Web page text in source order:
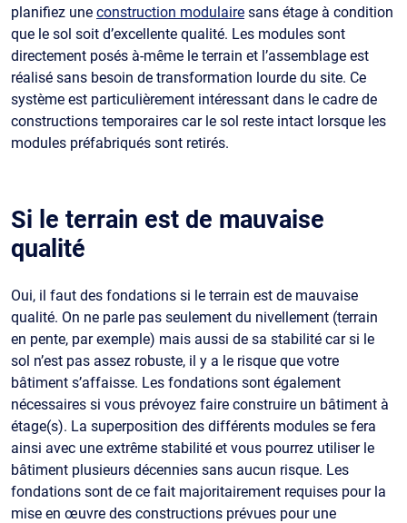
planifiez une construction modulaire sans étage à condition
que le sol soit d’excellente qualité. Les modules sont
directement posés à-même le terrain et l’assemblage est
réalisé sans besoin de transformation lourde du site. Ce
système est particulièrement intéressant dans le cadre de
constructions temporaires car le sol reste intact lorsque les
modules préfabriqués sont retirés.
Si le terrain est de mauvaise
qualité
Oui, il faut des fondations si le terrain est de mauvaise
qualité. On ne parle pas seulement du nivellement (terrain
en pente, par exemple) mais aussi de sa stabilité car si le
sol n’est pas assez robuste, il y a le risque que votre
bâtiment s’affaisse. Les fondations sont également
nécessaires si vous prévoyez faire construire un bâtiment à
étage(s). La superposition des différents modules se fera
ainsi avec une extrême stabilité et vous pourrez utiliser le
bâtiment plusieurs décennies sans aucun risque. Les
fondations sont de ce fait majoritairement requises pour la
mise en œuvre des constructions prévues pour une